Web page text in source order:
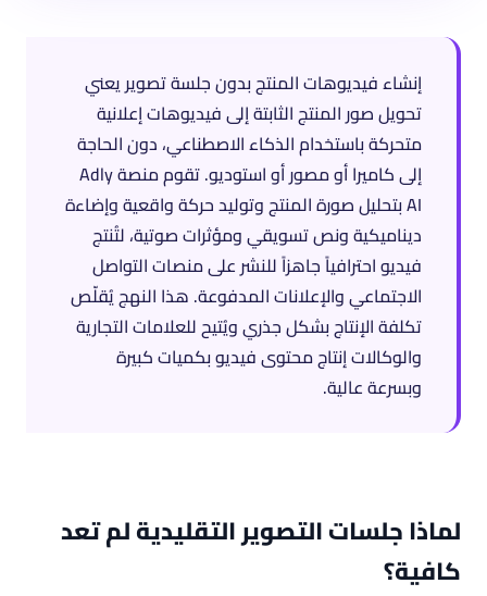
إنشاء فيديوهات المنتج بدون جلسة تصوير يعني
تحويل صور المنتج الثابتة إلى فيديوهات إعلانية
متحركة باستخدام الذكاء الاصطناعي، دون الحاجة
إلى كاميرا أو مصور أو استوديو. تقوم منصة Adly
AI بتحليل صورة المنتج وتوليد حركة واقعية وإضاءة
ديناميكية ونص تسويقي ومؤثرات صوتية، لتُنتج
فيديو احترافياً جاهزاً للنشر على منصات التواصل
الاجتماعي والإعلانات المدفوعة. هذا النهج يُقلّص
تكلفة الإنتاج بشكل جذري ويُتيح للعلامات التجارية
والوكالات إنتاج محتوى فيديو بكميات كبيرة
وبسرعة عالية.
لماذا جلسات التصوير التقليدية لم تعد
كافية؟